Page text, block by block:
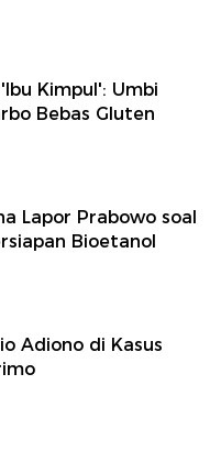
Kimpul': Umbi
Bebas Gluten
Lapor Prabowo soal
Bioetanol
Adiono di Kasus